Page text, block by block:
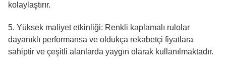
kolaylaştırır.
5. Yüksek maliyet etkinliği: Renkli kaplamalı rulolar
dayanıklı performansa ve oldukça rekabetçi fiyatlara
sahiptir ve çeşitli alanlarda yaygın olarak kullanılmaktadır.